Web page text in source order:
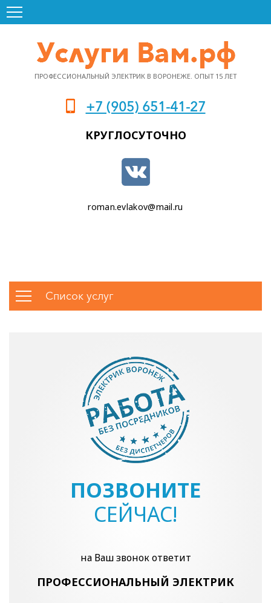
ПРОФЕССИОНАЛЬНЫЙ ЭЛЕКТРИК В ВОРОНЕЖЕ. ОПЫТ 15 ЛЕТ
+7 (905) 651-41-27
КРУГЛОСУТОЧНО
roman.evlakov@mail.ru
Список услуг
ПОЗВОНИТЕ
СЕЙЧАС!
на Ваш звонок ответит
ПРОФЕССИОНАЛЬНЫЙ ЭЛЕКТРИК